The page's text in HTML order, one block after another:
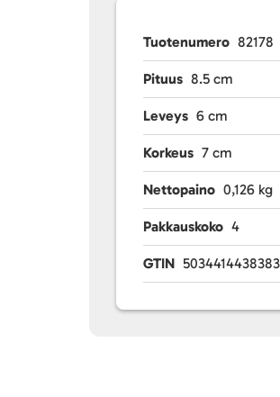
Tuotenumero 82178
Pituus 8.5 cm
Leveys 6 cm
Korkeus 7 cm
Nettopaino 0,126 kg
Pakkauskoko 4
GTIN 5034414438383